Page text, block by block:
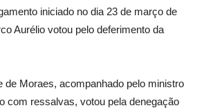
iniciado no dia 23 de março de
Aurélio votou pelo deferimento da
de Moraes, acompanhado pelo ministro
com ressalvas, votou pela denegação